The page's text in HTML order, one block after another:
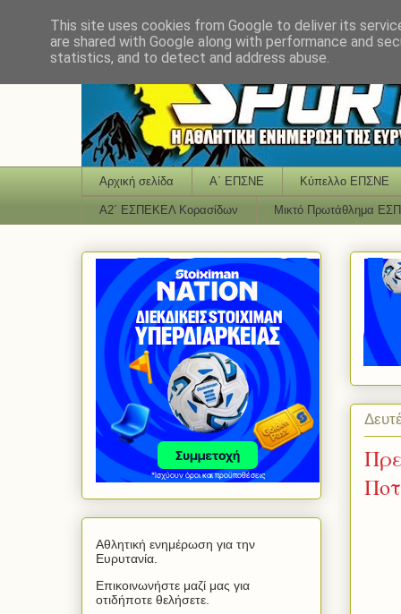
Αρχική σελίδα Α΄ ΕΠΣΝΕ Κύπελλο ΕΠΣΝΕ
Α2΄ ΕΣΠΕΚΕΛ Κορασίδων Μικτό Πρωτάθλημα
Αθλητική ενημέρωση για την
Ευρυτανία.
Επικοινωνήστε μαζί μας για
οτιδήποτε θελήσετε.
This site uses cookies from Google to deliver its
are shared with Google along with performance and
statistics, and to detect and address abuse.